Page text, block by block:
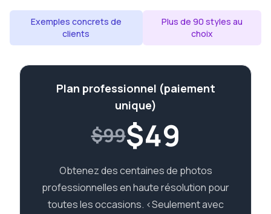
Exemples concrets de
clients
Plus de 90 styles au
choix
Plan professionnel (paiement
unique)
$99$49
Obtenez des centaines de photos
professionnelles en haute résolution pour
toutes les occasions. <Seulement avec